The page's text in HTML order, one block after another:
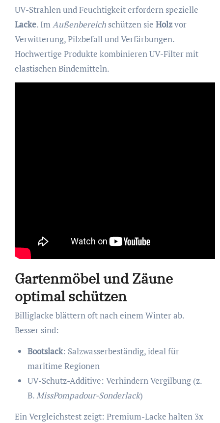
UV-Strahlen und Feuchtigkeit erfordern spezielle
Lacke. ImAußenbereichschützen sie Holzvor
Verwitterung, Pilzbefall und Verfärbungen.
Hochwertige Produkte kombinieren UV-Filter mit
elastischen Bindemitteln.
Gartenmöbel und Zäune
optimal schützen
Billiglacke blättern oft nach einem Winter ab.
Besser sind:
Bootslack: Salzwasserbeständig, ideal für
maritime Regionen
UV-Schutz-Additive: Verhindern Vergilbung (z.
B.MissPompadour-Sonderlack)
Ein Vergleichstest zeigt: Premium-Lacke halten 3x